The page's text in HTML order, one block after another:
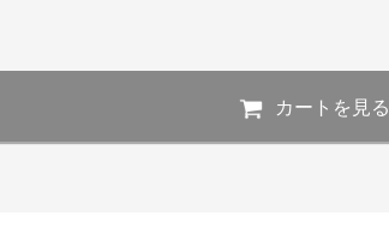
カートを見る